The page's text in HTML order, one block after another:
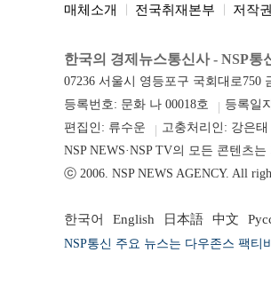
매체소개 전국취재본부 저작
한국의 경제뉴스통신사 - NSP통
07236 서울시 영등포구 국회대로750
등록번호: 문화 나 00018호
등록일
편집인: 류수운
고충처리인: 강은태
NSP NEWS·NSP TV의 모든 콘텐츠
ⓒ 2006. NSP NEWS AGENCY. All
한국어 English 日本語 中文
NSP통신 주요 뉴스는 다우존스 팩티